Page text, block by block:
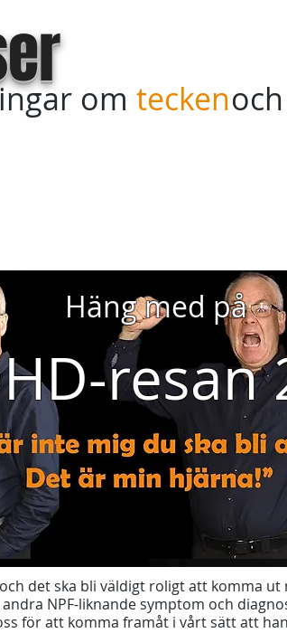
om teckenoch
Häng med på
resan
det ska bli väldigt roligt att komma ut
NPF-liknande symptom och
för att komma framåt i vårt sätt att